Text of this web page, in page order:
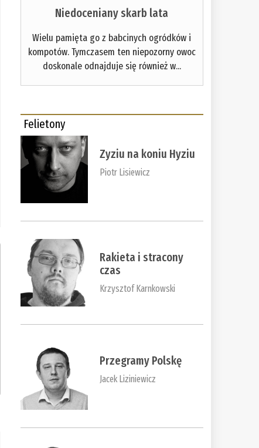
Niedoceniany skarb lata
Wielu pamięta go z babcinych ogródków i
kompotów. Tymczasem ten niepozorny owoc
doskonale odnajduje się również w...
Felietony
Zyziu na koniu Hyziu
Piotr Lisiewicz
Rakieta i stracony
czas
Krzysztof Karnkowski
Przegramy Polskę
Jacek Liziniewicz